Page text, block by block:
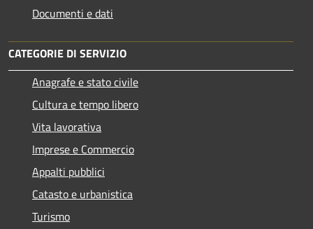
Documenti e dati
CATEGORIE DI SERVIZIO
Anagrafe e stato civile
Cultura e tempo libero
Vita lavorativa
Imprese e Commercio
Appalti pubblici
Catasto e urbanistica
Turismo